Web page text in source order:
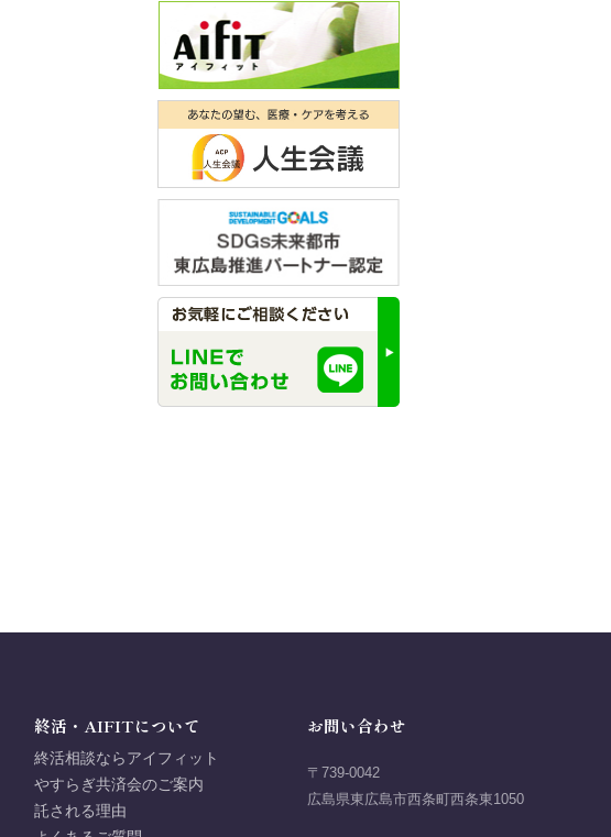
終活・AIFITについて
終活相談ならアイフィット
やすらぎ共済会のご案内
託される理由
お問い合わせ
〒739-0042
広島県東広島市西条町西条東1050